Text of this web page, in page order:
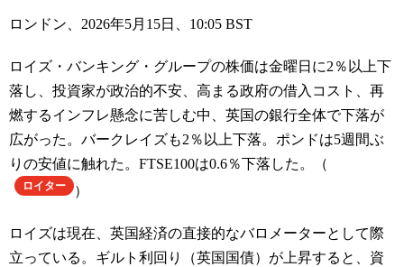
ロンドン、2026年5月15日、10:05 BST
ロイズ・バンキング・グループの株価は金曜日に2％以上下
落し、投資家が政治的不安、高まる政府の借入コスト、再
燃するインフレ懸念に苦しむ中、英国の銀行全体で下落が
広がった。バークレイズも2％以上下落。ポンドは5週間ぶ
りの安値に触れた。FTSE100は0.6％下落した。（
ロイター ）
ロイズは現在、英国経済の直接的なバロメーターとして際
立っている。ギルト利回り（英国国債）が上昇すると、資